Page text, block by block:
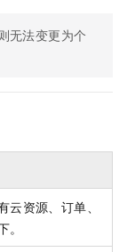
无法变更为个
资源、订单、